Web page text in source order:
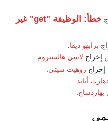
خطأ: الوظيفة "get" غير
برابهو ديفا
إخراج لاسي هالستروم
روهيت شيتي
أناند
بهاردساج.